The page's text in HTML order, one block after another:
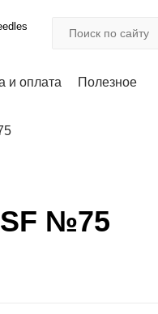
и оплата Полезное
SF №75